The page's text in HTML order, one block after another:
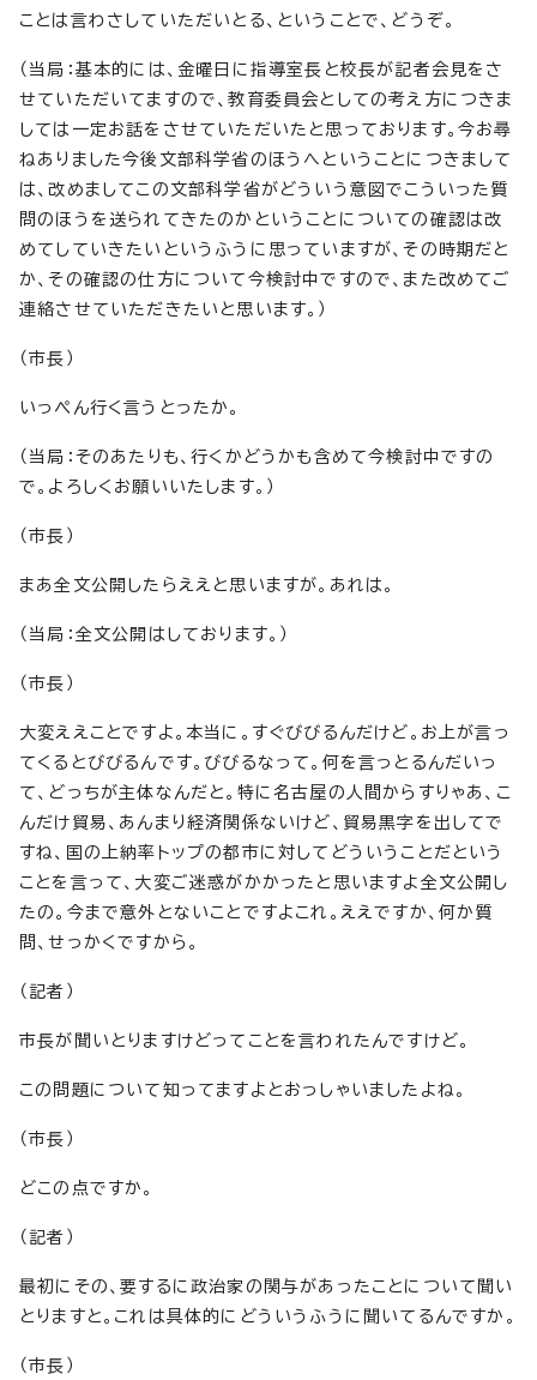
ことは言わさしていただいとる、ということで、どうぞ。
（当局：基本的には、金曜日に指導室長と校長が記者会見をさ
せていただいてますので、教育委員会としての考え方につきま
しては一定お話をさせていただいたと思っております。今お尋
ねありました今後文部科学省のほうへということにつきまして
は、改めましてこの文部科学省がどういう意図でこういった質
問のほうを送られてきたのかということについての確認は改
めてしていきたいというふうに思っていますが、その時期だと
か、その確認の仕方について今検討中ですので、また改めてご
連絡させていただきたいと思います。）
（市長）
いっぺん行く言うとったか。
（当局：そのあたりも、行くかどうかも含めて今検討中ですの
で。よろしくお願いいたします。）
（市長）
まあ全文公開したらええと思いますが。あれは。
（当局：全文公開はしております。）
（市長）
大変ええことですよ。本当に。すぐびびるんだけど。お上が言っ
てくるとびびるんです。びびるなって。何を言っとるんだいっ
て、どっちが主体なんだと。特に名古屋の人間からすりゃあ、こ
んだけ貿易、あんまり経済関係ないけど、貿易黒字を出してで
すね、国の上納率トップの都市に対してどういうことだという
ことを言って、大変ご迷惑がかかったと思いますよ全文公開し
たの。今まで意外とないことですよこれ。ええですか、何か質
問、せっかくですから。
（記者）
市長が聞いとりますけどってことを言われたんですけど。
この問題について知ってますよとおっしゃいましたよね。
（市長）
どこの点ですか。
（記者）
最初にその、要するに政治家の関与があったことについて聞い
とりますと。これは具体的にどういうふうに聞いてるんですか。
（市長）